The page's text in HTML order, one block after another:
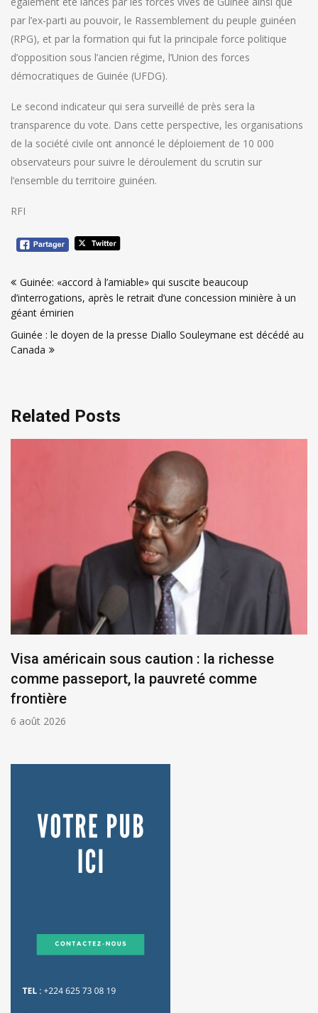
par l’ex-parti au pouvoir, le Rassemblement du peuple guinéen
(RPG), et par la formation qui fut la principale force politique
d’opposition sous l’ancien régime, l’Union des forces
démocratiques de Guinée (UFDG).
Le second indicateur qui sera surveillé de près sera la
transparence du vote. Dans cette perspective, les organisations
de la société civile ont annoncé le déploiement de 10 000
observateurs pour suivre le déroulement du scrutin sur
l’ensemble du territoire guinéen.
RFI
de
l’article
Guinée: «accord à l’amiable» qui suscite beaucoup
d’interrogations, après le retrait d’une concession minière à un
géant émirien
Guinée : le doyen de la presse Diallo Souleymane est décédé au
Canada
Related Posts
Visa américain sous caution : la richesse
comme passeport, la pauvreté comme
frontière
6 août 2026